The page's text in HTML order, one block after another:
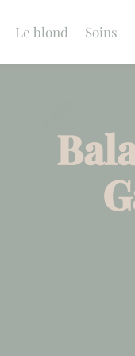
Le blond Soins